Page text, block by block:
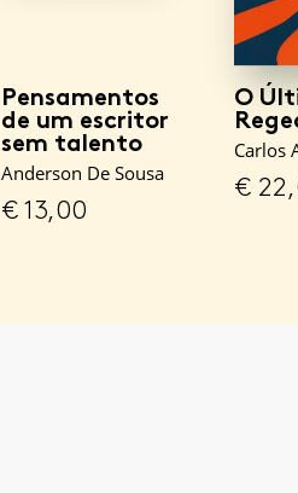
Pensamentos
de um escritor
sem talento
Anderson De Sousa
€13,00
O
Carlos
€